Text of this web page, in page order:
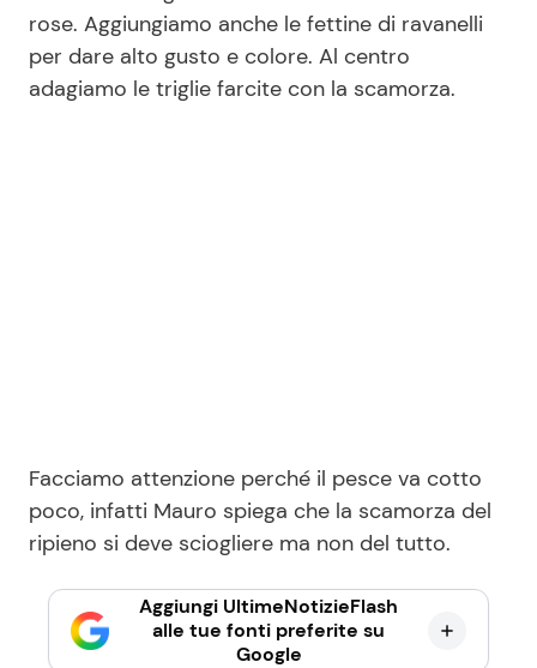
rose. Aggiungiamo anche le fettine di ravanelli
per dare alto gusto e colore. Al centro
adagiamo le triglie farcite con la scamorza.
Facciamo attenzione perché il pesce va cotto
poco, infatti Mauro spiega che la scamorza del
ripieno si deve sciogliere ma non del tutto.
Aggiungi UltimeNotizieFlash
alle tue fonti preferite su
Google